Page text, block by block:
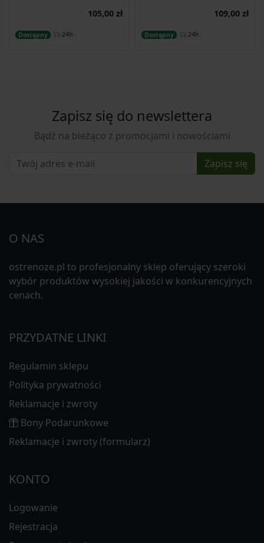
105,00 zł
Dostępny 24h
Dodaj do koszyka
109,00 zł
Dostępny 24h
Dodaj do koszyka
Zapisz się do newslettera
Bądź na bieżąco z promocjami i nowościami
Zapisz się
O NAS
ostrenoze.pl to profesjonalny sklep oferujący szeroki
wybór produktów wysokiej jakości w konkurencyjnych
cenach.
PRZYDATNE LINKI
Regulamin sklepu
Polityka prywatności
Reklamacje i zwroty
Bony Podarunkowe
Reklamacje i zwroty (formularz)
KONTO
Logowanie
Rejestracja